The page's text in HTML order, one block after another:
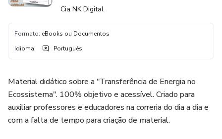
Cia NK Digital
Formato: eBooks ou Documentos
Idioma: Português
Material didático sobre a "Transferência de Energia no
Ecossistema". 100% objetivo e acessível. Criado para
auxiliar professores e educadores na correria do dia a dia e
com a falta de tempo para criação de material.